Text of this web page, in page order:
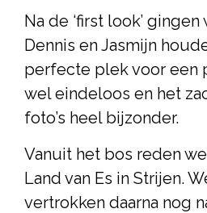
Na de ‘first look’
Dennis en Jasmijn
perfecte plek voor een
wel eindeloos en het
foto’s heel bijzonder.
Vanuit het bos reden
Land van Es in Strijen.
vertrokken daarna nog